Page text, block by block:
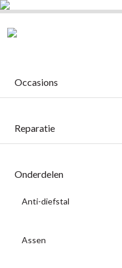
Occasions
Reparatie
Onderdelen
Anti-diefstal
Assen